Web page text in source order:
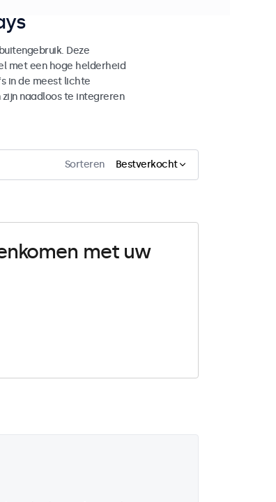
Deze
met een hoge helderheid
in de meest lichte
naadloos te integreren
Sorteren Bestverkocht
met uw